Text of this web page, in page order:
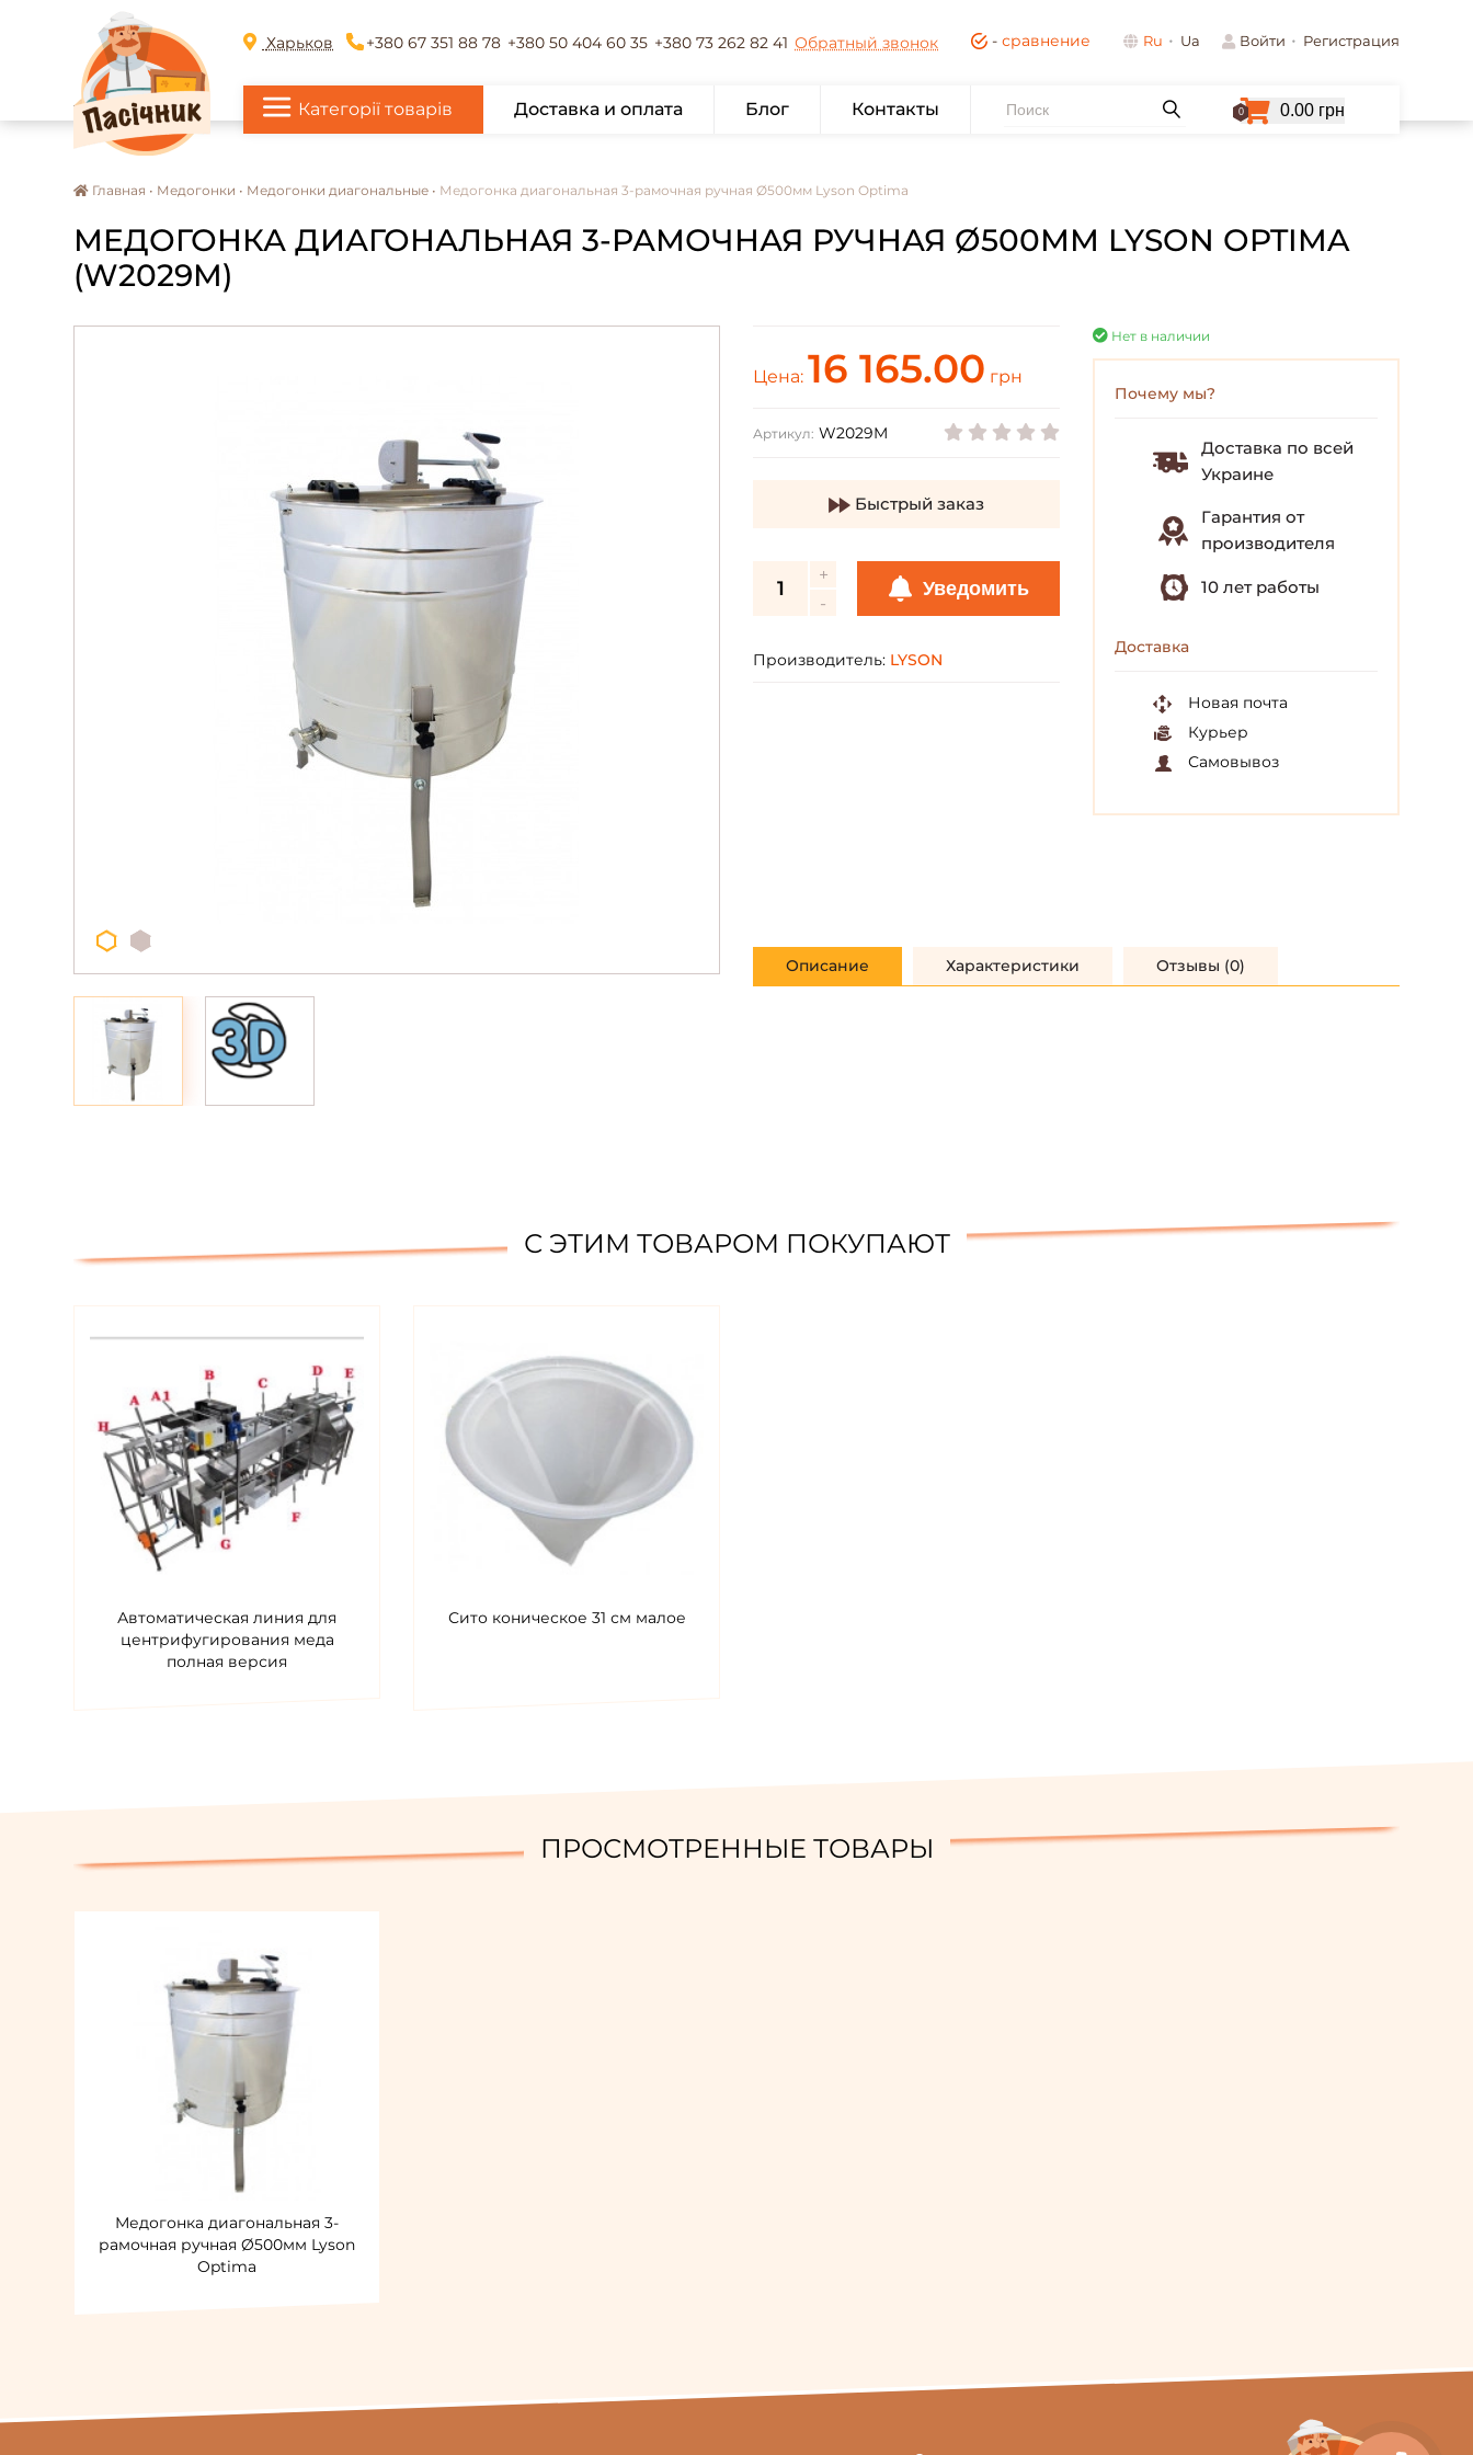
Харьков +380 67 351 88 78 +380 50 404 60 35 +380 73 262 82 41 Обратный звонок - сравнение Ru Ua Войти Регистрация
Категорії товарів Доставка и оплата Блог Контакты 0 0.00 грн
Главная • Медогонки • Медогонки диагональные • Медогонка диагональная 3-рамочная ручная Ø500мм Lyson Optima
МЕДОГОНКА ДИАГОНАЛЬНАЯ 3-РАМОЧНАЯ РУЧНАЯ Ø500ММ LYSON OPTIMA
(W2029M)
Цена: 16 165.00 грн
Артикул: W2029M
Быстрый заказ
Уведомить
Производитель: LYSON
Нет в наличии
Почему мы?
Доставка по всей
Украине
Гарантия от
производителя
10 лет работы
Доставка
Новая почта
Курьер
Самовывоз
Описание Характеристики Отзывы (0)
С ЭТИМ ТОВАРОМ ПОКУПАЮТ
Автоматическая линия для
центрифугирования меда
полная версия
Сито коническое 31 см малое
ПРОСМОТРЕННЫЕ ТОВАРЫ
Медогонка диагональная 3-
рамочная ручная Ø500мм Lyson
Optima